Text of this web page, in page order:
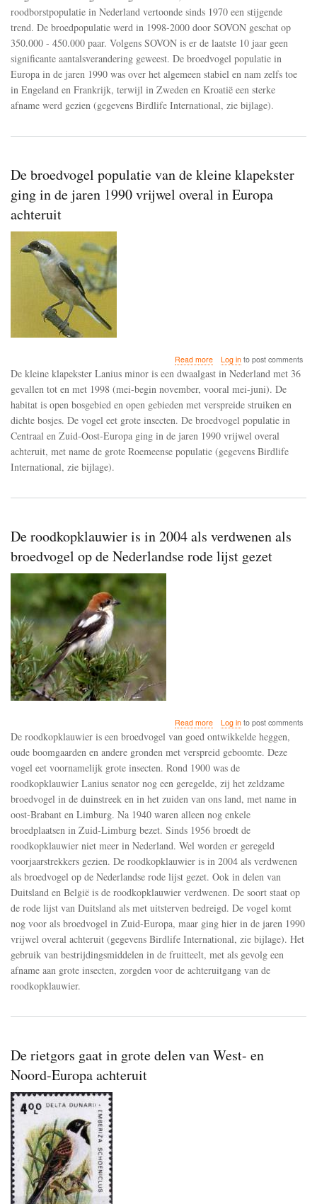
sinds
1970
in
de
laatste
jaar
tot
roodborstpopulatie in Nederland vertoonde sinds 1970 een stijgende
trend. De broedpopulatie werd in 1998-2000 door SOVON geschat op
350.000 - 450.000 paar. Volgens SOVON is er de laatste 10 jaar geen
significante aantalsverandering geweest. De broedvogel populatie in
Europa in de jaren 1990 was over het algemeen stabiel en nam zelfs toe
in Engeland en Frankrijk, terwijl in Zweden en Kroatië een sterke
afname werd gezien (gegevens Birdlife International, zie bijlage).
De broedvogel populatie van de kleine klapekster
ging in de jaren 1990 vrijwel overal in Europa
achteruit
Read moreabout
De
populatie
van
de
klapekster
ging
in
Europa
achteruit
Log into post comments
De kleine klapekster Lanius minor is een dwaalgast in Nederland met 36
gevallen tot en met 1998 (mei-begin november, vooral mei-juni). De
habitat is open bosgebied en open gebieden met verspreide struiken en
dichte bosjes. De vogel eet grote insecten. De broedvogel populatie in
Centraal en Zuid-Oost-Europa ging in de jaren 1990 vrijwel overal
achteruit, met name de grote Roemeense populatie (gegevens Birdlife
International, zie bijlage).
De roodkopklauwier is in 2004 als verdwenen als
broedvogel op de Nederlandse rode lijst gezet
Read moreabout
De
is
in
2004
verdwenen
als
broedvogel
op
de
Nederlandse
rode
lijst
Log into post comments
De roodkopklauwier is een broedvogel van goed ontwikkelde heggen,
oude boomgaarden en andere gronden met verspreid geboomte. Deze
vogel eet voornamelijk grote insecten. Rond 1900 was de
roodkopklauwier Lanius senator nog een geregelde, zij het zeldzame
broedvogel in de duinstreek en in het zuiden van ons land, met name in
oost-Brabant en Limburg. Na 1940 waren alleen nog enkele
broedplaatsen in Zuid-Limburg bezet. Sinds 1956 broedt de
roodkopklauwier niet meer in Nederland. Wel worden er geregeld
voorjaarstrekkers gezien. De roodkopklauwier is in 2004 als verdwenen
als broedvogel op de Nederlandse rode lijst gezet. Ook in delen van
Duitsland en België is de roodkopklauwier verdwenen. De soort staat op
de rode lijst van Duitsland als met uitsterven bedreigd. De vogel komt
nog voor als broedvogel in Zuid-Europa, maar ging hier in de jaren 1990
vrijwel overal achteruit (gegevens Birdlife International, zie bijlage). Het
gebruik van bestrijdingsmiddelen in de fruitteelt, met als gevolg een
afname aan grote insecten, zorgden voor de achteruitgang van de
roodkopklauwier.
De rietgors gaat in grote delen van West- en
Noord-Europa achteruit